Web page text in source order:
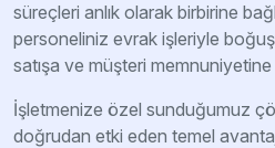
süreçleri anlık olarak birbirine
personeliniz evrak işleriyle
satışa ve müşteri memnuniyetine
İşletmenize özel sunduğumuz
doğrudan etki eden temel